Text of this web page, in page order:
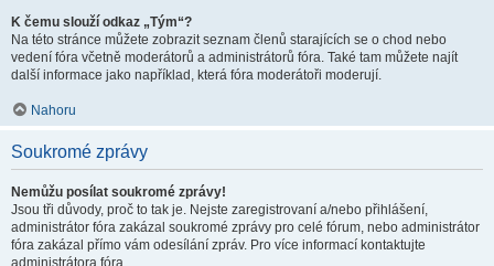
K čemu slouží odkaz „Tým“?
Na této stránce můžete zobrazit seznam členů starajících se o chod nebo
vedení fóra včetně moderátorů a administrátorů fóra. Také tam můžete najít
další informace jako například, která fóra moderátoři moderují.
Nahoru
Soukromé zprávy
Nemůžu posílat soukromé zprávy!
Jsou tři důvody, proč to tak je. Nejste zaregistrovaní a/nebo přihlášení,
administrátor fóra zakázal soukromé zprávy pro celé fórum, nebo administrátor
fóra zakázal přímo vám odesílání zpráv. Pro více informací kontaktujte
administrátora fóra.